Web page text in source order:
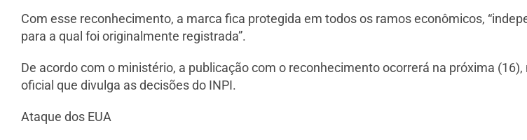
Com esse reconhecimento, a marca fica protegida em todos os ramos econômicos,
para a qual foi originalmente registrada”.
De acordo com o ministério, a publicação com o reconhecimento ocorrerá na próxima
oficial que divulga as decisões do INPI.
Ataque dos EUA